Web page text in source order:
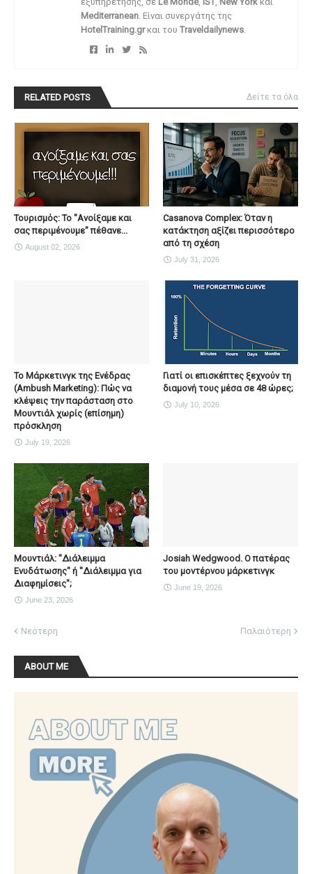
Mediterranean. Είναι συνεργάτης της
HotelTraining.grκαι του Traveldailynews.
RELATED POSTS Δείτε τα όλα
Τουρισμός: Το "Ανοίξαμε και
σας περιμένουμε" πέθανε...
August 02, 2026
Casanova Complex: Όταν η
κατάκτηση αξίζει περισσότερο
από τη σχέση
July 31, 2026
To Μάρκετινγκ της Ενέδρας
(Ambush Marketing): Πώς να
κλέψεις την παράσταση στο
Μουντιάλ χωρίς (επίσημη)
πρόσκληση
July 19, 2026
Γιατί οι επισκέπτες ξεχνούν τη
διαμονή τους μέσα σε 48 ώρες;
July 10, 2026
Μουντιάλ: "Διάλειμμα
Ενυδάτωσης" ή "Διάλειμμα για
Διαφημίσεις";
June 23, 2026
Josiah Wedgwood. Ο πατέρας
του μοντέρνου μάρκετινγκ
June 19, 2026
Νεότερη Παλαιότερη
ABOUT ME